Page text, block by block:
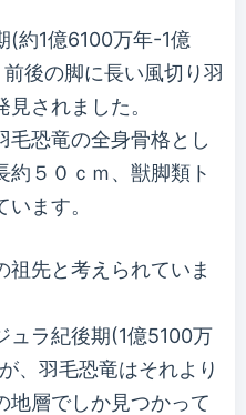
(約1億6100万年-1億
後の脚に長い風切り羽
されました。
毛恐竜の全身骨格とし
約５０ｃｍ、獣脚類ト
ます。
祖先と考えられていま
ュラ紀後期(1億5100万
、羽毛恐竜はそれより
地層でしか見つかって